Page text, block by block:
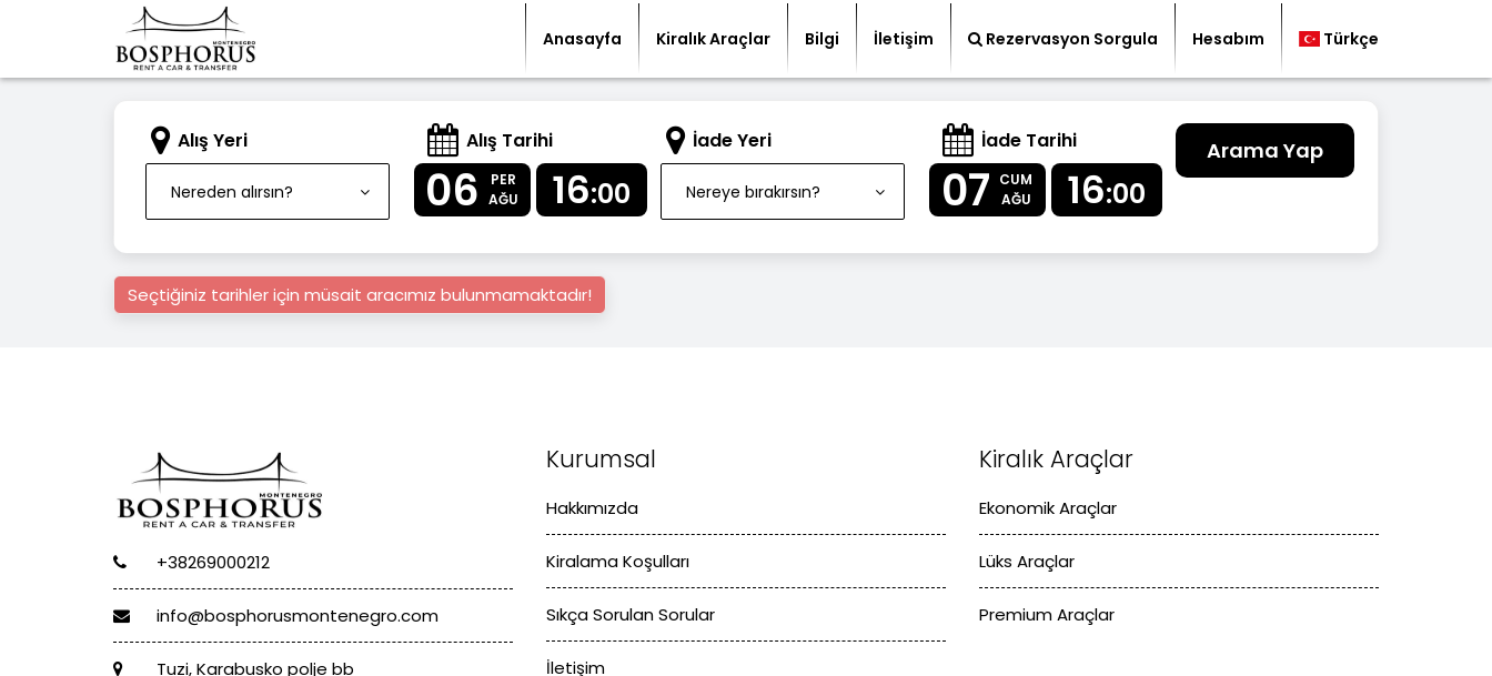
Anasayfa Kiralık Araçlar Bilgi İletişim Rezervasyon Sorgula Hesabım Türkçe
Alış Yeri
Nereden alırsın?
Alış Tarihi
06
PER
AĞU
16:00
İade Yeri
Nereye bırakırsın?
İade Tarihi
07 CUM
AĞU
16:00
Arama Yap
Seçtiğiniz tarihler için müsait aracımız bulunmamaktadır!
+38269000212
info@bosphorusmontenegro.com
Tuzi, Karabusko polje bb
Kurumsal
Hakkımızda
Kiralama Koşulları
Sıkça Sorulan Sorular
İletişim
Kiralık Araçlar
Ekonomik Araçlar
Lüks Araçlar
Premium Araçlar